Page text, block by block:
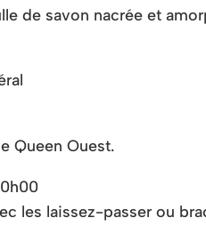
de savon nacrée et
Queen Ouest.
les laissez-passer ou